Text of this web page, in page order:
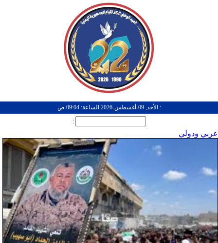
: الأحد, 09-أغسطس-2026 الساعة: 09:04 ص
:
عربي ودولي